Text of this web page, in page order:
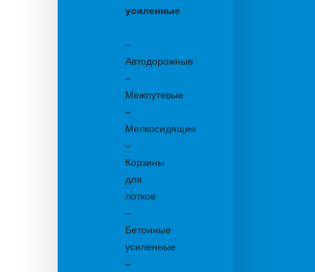
усиленные
–
Автодорожные
–
Межпутевые
–
Мелкосидящие
–
Корзины
для
лотков
–
Бетонные
усиленные
–